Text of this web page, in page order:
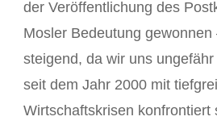
der Veröffentlichung des
Mosler Bedeutung gewonnen
steigend, da wir uns
seit dem Jahr 2000 mit
Wirtschaftskrisen konfrontiert